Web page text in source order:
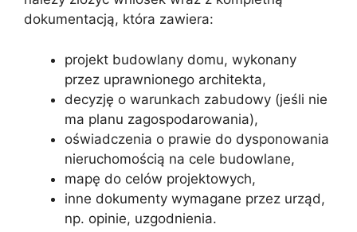
dokumentacją, która zawiera:
projekt budowlany domu, wykonany
przez uprawnionego architekta,
decyzję o warunkach zabudowy (jeśli nie
ma planu zagospodarowania),
oświadczenia o prawie do dysponowania
nieruchomością na cele budowlane,
mapę do celów projektowych,
inne dokumenty wymagane przez urząd,
np. opinie, uzgodnienia.